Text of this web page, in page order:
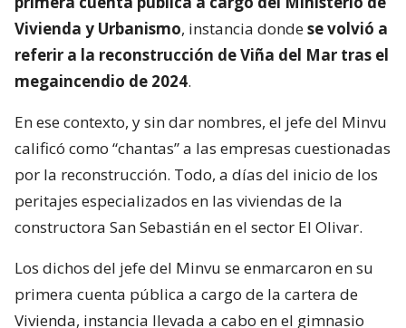
Vivienda y Urbanismo, instancia dondese volvió a
referir a la reconstrucción de Viña del Mar tras el
megaincendio de 2024.
En ese contexto, y sin dar nombres, el jefe del Minvu
calificó como “chantas” a las empresas cuestionadas
por la reconstrucción. Todo, a días del inicio de los
peritajes especializados en las viviendas de la
constructora San Sebastián en el sector El Olivar.
Los dichos del jefe del Minvu se enmarcaron en su
primera cuenta pública a cargo de la cartera de
Vivienda, instancia llevada a cabo en el gimnasio